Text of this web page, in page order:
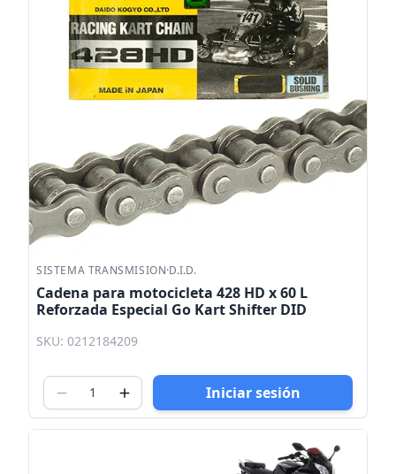
SISTEMA TRANSMISION·D.I.D.
Cadena para motocicleta 428 HD x 60 L
Reforzada Especial Go Kart Shifter DID
SKU: 0212184209
Iniciar sesión